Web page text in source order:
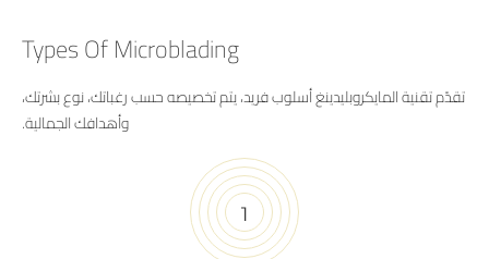
Types Of Microblading
تقدّم تقنية المايكروبليدينغ أسلوب فريد، يتم تخصيصه حسب رغباتك، نوع بشرتك،
وأهدافك الجمالية.